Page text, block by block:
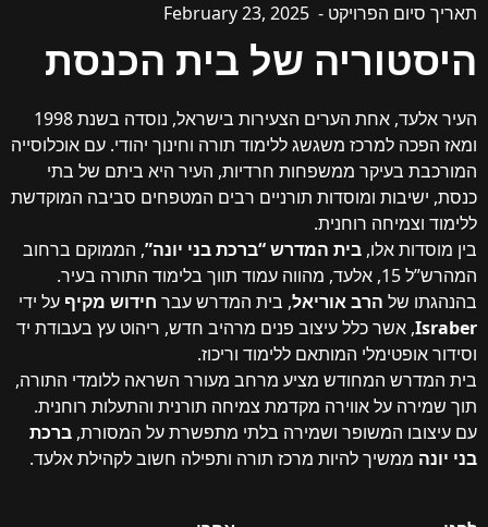
הפרויקט -February 23, 2025
של בית הכנסת
העיר אלעד, אחת הערים הצעירות בישראל, נוסדה בשנת 1998
למרכז משגשג ללימוד תורה וחינוך יהודי. עם אוכלוסייה
בעיקר ממשפחות חרדיות, העיר היא ביתם של בתי
ומוסדות תורניים רבים המטפחים סביבה המוקדשת
רוחנית.
אלו,בית המדרש “ברכת בני יונה”, הממוקם ברחוב
המהרש”ל 15, אלעד, מהווה עמוד תווך בלימוד התורה בעיר.
שלהרב אוריאל, בית המדרש עברחידוש מקיףעל ידי
, אשר כלל עיצוב פנים מרהיב חדש, ריהוט עץ בעבודת יד
המותאם ללימוד וריכוז.
המחודש מציע מרחב מעורר השראה ללומדי התורה,
על אווירה מקדמת צמיחה תורנית והתעלות רוחנית.
המשופר ושמירה בלתי מתפשרת על המסורת,ברכת
ממשיך להיות מרכז תורה ותפילה חשוב לקהילת אלעד.